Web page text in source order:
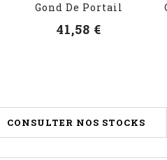
Gond De Portail
41,58 €
CONSULTER NOS STOCKS